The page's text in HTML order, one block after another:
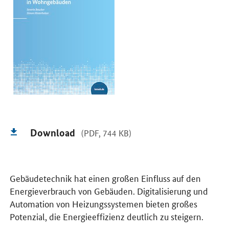
Download (PDF, 744 KB)
Gebäudetechnik hat einen großen Einfluss auf den
Energieverbrauch von Gebäuden. Digitalisierung und
Automation von Heizungssystemen bieten großes
Potenzial, die Energieeffizienz deutlich zu steigern.